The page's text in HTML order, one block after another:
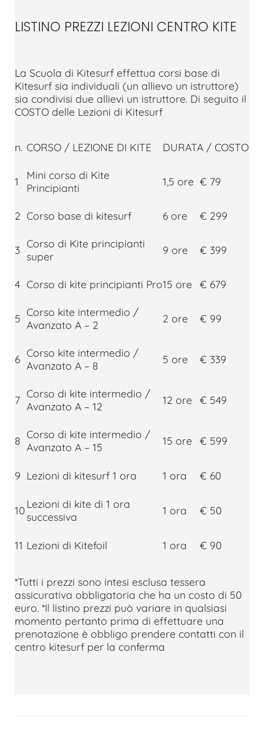
LISTINO PREZZI LEZIONI CENTRO KITE
La Scuola di Kitesurf effettua corsi base di
Kitesurf sia individuali (un allievo un istruttore)
sia condivisi due allievi un istruttore. Di seguito il
COSTO delle Lezioni di Kitesurf
n. CORSO / LEZIONE DI KITE DURATA / COSTO
1
Mini corso di Kite
Principianti
1,5 ore € 79
2 Corso base di kitesurf 6 ore € 299
3 Corso di Kite principianti
super
9 ore € 399
4 Corso di kite principianti Pro15 ore € 679
5 Corso kite intermedio /
Avanzato A – 2
2 ore € 99
6 Corso kite intermedio /
Avanzato A – 8
5 ore € 339
7 Corso di kite intermedio /
Avanzato A – 12
12 ore € 549
8 Corso di kite intermedio /
Avanzato A – 15
15 ore € 599
9 Lezioni di kitesurf 1 ora 1 ora € 60
10Lezioni di kite di 1 ora
successiva
1 ora € 50
11 Lezioni di Kitefoil 1 ora € 90
*Tutti i prezzi sono intesi esclusa tessera
assicurativa obbligatoria che ha un costo di 50
euro. *Il listino prezzi può variare in qualsiasi
momento pertanto prima di effettuare una
prenotazione è obbligo prendere contatti con il
centro kitesurf per la conferma